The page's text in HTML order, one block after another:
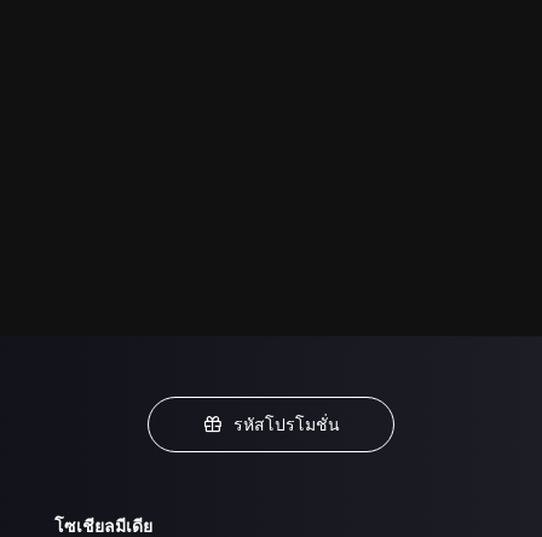
รหัสโปรโมชั่น
โซเชียลมีเดีย